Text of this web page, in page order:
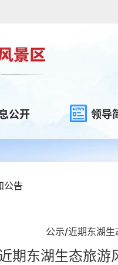
公开 领导
公告
公示/近期东湖
期东湖生态旅游